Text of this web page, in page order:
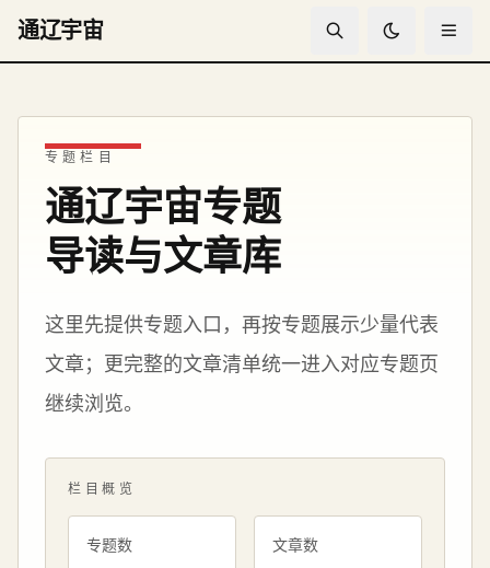
通辽宇宙
专题栏目
通辽宇宙专题
导读与文章库
这里先提供专题入口，再按专题展示少量代表
文章；更完整的文章清单统一进入对应专题页
继续浏览。
栏目概览
专题数 文章数